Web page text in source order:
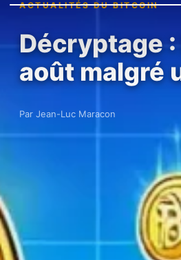
ACTUALITÉS DU BITCOIN
Décryptage
août malgré
Par Jean-Luc Maracon